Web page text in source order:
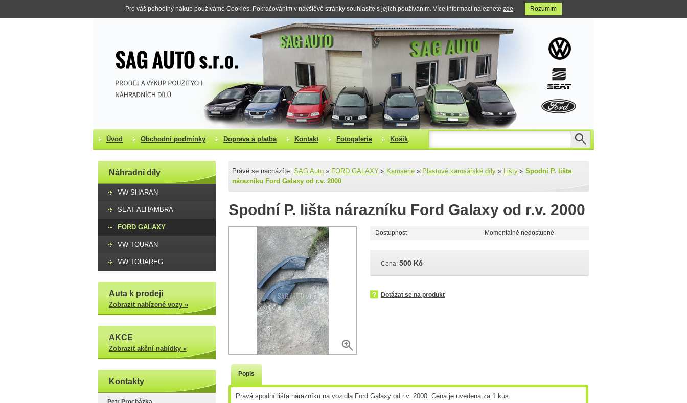
Pro váš pohodlný nákup používáme Cookies. Pokračováním v návštěvě stránky souhlasíte s jejich používáním. Více informací naleznete zde Rozumím
Úvod Obchodní podmínky Doprava a platba Kontakt Fotogalerie Košík
Náhradní díly
VW SHARAN
SEAT ALHAMBRA
FORD GALAXY
VW TOURAN
VW TOUAREG
Auta k prodeji
Zobrazit nabízené vozy »
AKCE
Zobrazit akční nabídky »
Kontakty
Právě se nacházíte: SAG Auto » FORD GALAXY » Karoserie » Plastové karosářské díly » Lišty » Spodní P. lišta
nárazníku Ford Galaxy od r.v. 2000
Spodní P. lišta nárazníku Ford Galaxy od r.v. 2000
Dostupnost Momentálně nedostupné
Cena: 500 Kč
Dotázat se na produkt
Popis
Pravá spodní lišta nárazníku na vozidla Ford Galaxy od r.v. 2000. Cena je uvedena za 1 kus.